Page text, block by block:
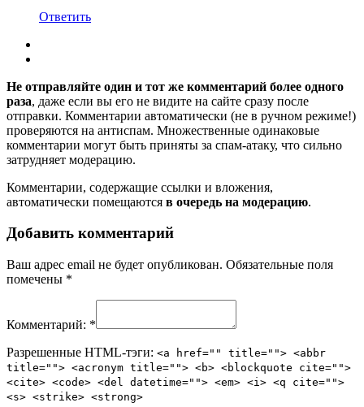
Ответить
Не отправляйте один и тот же комментарий более одного
раза, даже если вы его не видите на сайте сразу после
отправки. Комментарии автоматически (не в ручном режиме!)
проверяются на антиспам. Множественные одинаковые
комментарии могут быть приняты за спам-атаку, что сильно
затрудняет модерацию.
Комментарии, содержащие ссылки и вложения,
автоматически помещаются в очередь на модерацию.
Добавить комментарий
Ваш адрес email не будет опубликован. Обязательные поля
помечены *
Комментарий: *
Разрешенные HTML-тэги: <a href="" title=""> <abbr
title=""> <acronym title=""> <b> <blockquote cite="">
<cite> <code> <del datetime=""> <em> <i> <q cite="">
<s> <strike> <strong>